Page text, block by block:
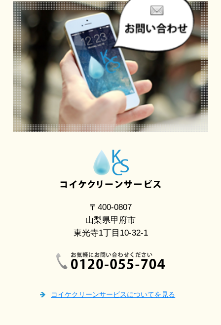
〒400-0807
山梨県甲府市
東光寺1丁目10-32-1
コイケクリーンサービスについてを見る